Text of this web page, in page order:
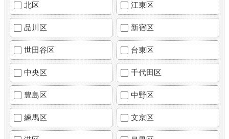
北区 江東区
品川区 新宿区
世田谷区 台東区
中央区 千代田区
豊島区 中野区
練馬区 文京区